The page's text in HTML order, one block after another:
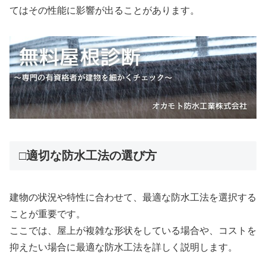
てはその性能に影響が出ることがあります。
□適切な防水工法の選び方
建物の状況や特性に合わせて、最適な防水工法を選択する
ことが重要です。
ここでは、屋上が複雑な形状をしている場合や、コストを
抑えたい場合に最適な防水工法を詳しく説明します。